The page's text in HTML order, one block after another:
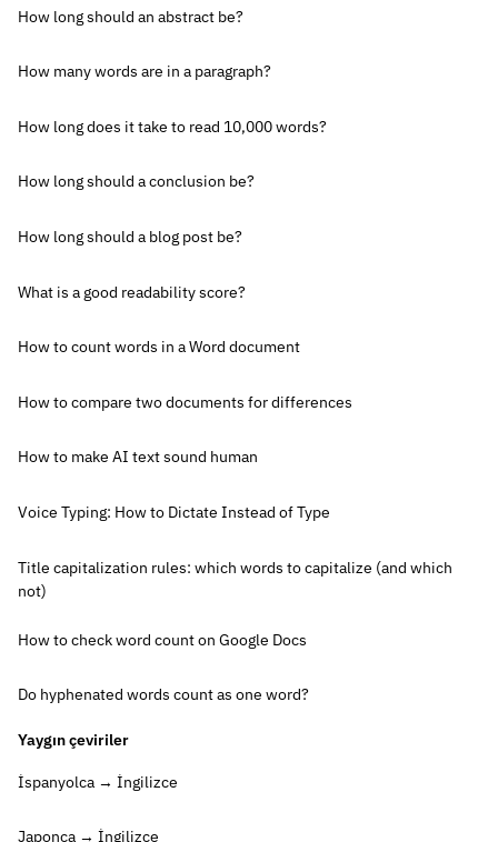
How long should an abstract be?
How many words are in a paragraph?
How long does it take to read 10,000 words?
How long should a conclusion be?
How long should a blog post be?
What is a good readability score?
How to count words in a Word document
How to compare two documents for differences
How to make AI text sound human
Voice Typing: How to Dictate Instead of Type
Title capitalization rules: which words to capitalize (and which
not)
How to check word count on Google Docs
Do hyphenated words count as one word?
Yaygın çeviriler
İspanyolca → İngilizce
Japonca → İngilizce